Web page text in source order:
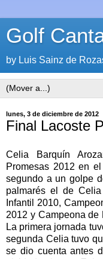
Golf
by Luis Sainz de
lunes, 3 de diciembre de 2012
Final Lacoste
Celia Barquín
Promesas 2012 en
segundo a un golpe
palmarés el de
Infantil 2010,
2012 y Campeona de
La primera jornada
segunda Celia tuvo
se dio cuenta antes